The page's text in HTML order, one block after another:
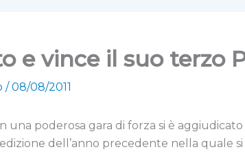
e vince il suo terzo
/08/08/2011
poderosa gara di forza si è aggiudicato
dell’anno precedente nella quale